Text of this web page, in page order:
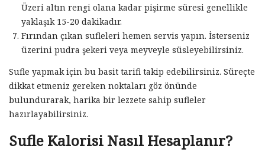
Üzeri altın rengi olana kadar pişirme süresi genellikle
yaklaşık 15-20 dakikadır.
Fırından çıkan sufleleri hemen servis yapın. İsterseniz
üzerini pudra şekeri veya meyveyle süsleyebilirsiniz.
Sufle yapmak için bu basit tarifi takip edebilirsiniz. Süreçte
dikkat etmeniz gereken noktaları göz önünde
bulundurarak, harika bir lezzete sahip sufleler
hazırlayabilirsiniz.
Sufle Kalorisi Nasıl Hesaplanır?